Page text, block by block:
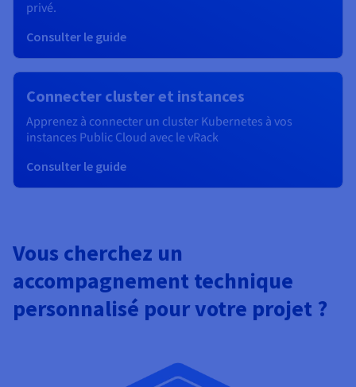
privé.
Consulter le guide
Connecter cluster et instances
Apprenez à connecter un cluster Kubernetes à vos
instances Public Cloud avec le vRack
Consulter le guide
Vous cherchez un
accompagnement technique
personnalisé pour votre projet ?